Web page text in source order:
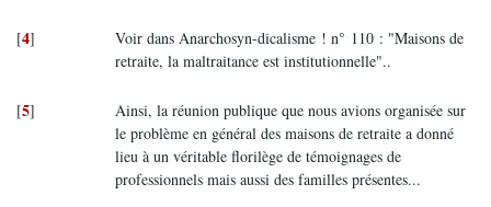
[4]
Voir dans Anarchosyn-dicalisme ! n° 110 : "Maisons de
retraite, la maltraitance est institutionnelle"..
[5]
Ainsi, la réunion publique que nous avions organisée sur
le problème en général des maisons de retraite a donné
lieu à un véritable florilège de témoignages de
professionnels mais aussi des familles présentes...